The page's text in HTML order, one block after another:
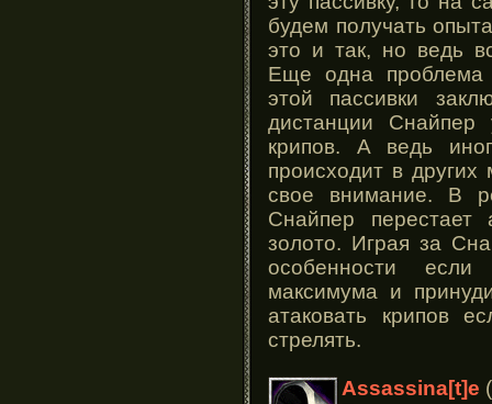
будем получать
это и так, но ведь
Еще одна проблема
этой пассивки
дистанции Снайпер
крипов. А ведь
происходит в других
свое внимание. В
Снайпер перестает
золото. Играя за
особенности
максимума и
атаковать крипов
стрелять.
Assassina[t]e